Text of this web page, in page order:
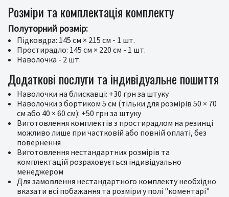
Розміри та комплектація комплекту
Полуторний розмір:
Підковдра: 145 см × 215 см - 1 шт.
Простирадло: 145 см × 220 см - 1 шт.
Наволочка - 2 шт.
Додаткові послуги та індивідуальне пошиття
Наволочки на блискавці: +30 грн за штуку
Наволочки з бортиком 5 см (тільки для розмірів 50 × 70
см або 40 × 60 см): +50 грн за штуку
Виготовлення комплектів з простирадлом на резинці
можливо лише при частковій або повній оплаті, без
повернення
Виготовлення нестандартних розмірів та
комплектацій розраховується індивідуально
менеджером
Для замовлення нестандартного комплекту необхідно
вказати всі побажання та розміри у полі "коментарі"